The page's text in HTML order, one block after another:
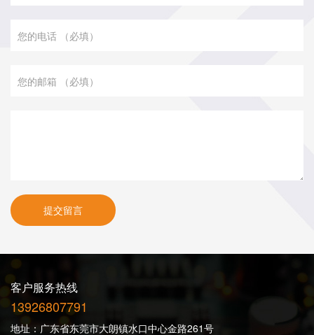
提交留言
客户服务热线
13926807791
地址：广东省东莞市大朗镇水口中心金路261号